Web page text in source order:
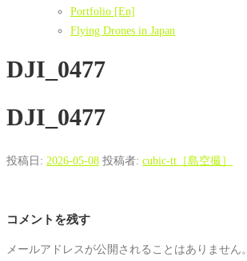
Portfolio [En]
Flying Drones in Japan
DJI_0477
DJI_0477
投稿日: 2026-05-08 投稿者: cubic-tt［島空撮］
コメントを残す
メールアドレスが公開されることはありません。